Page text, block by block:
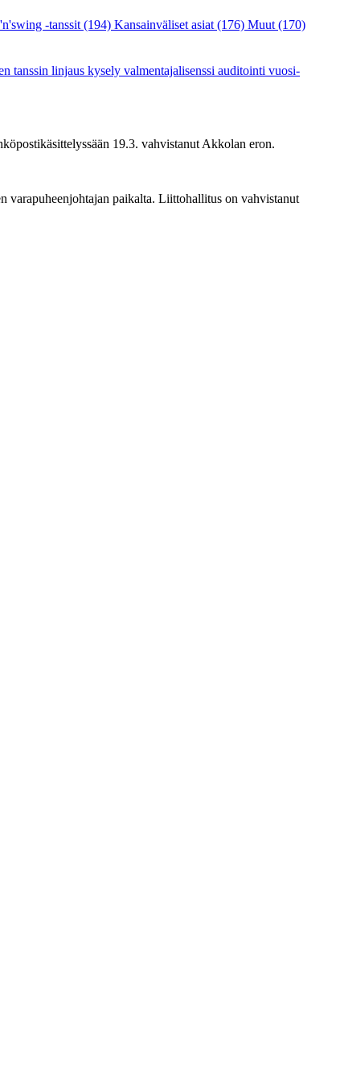
-tanssit (194) Kansainväliset asiat (176) Muut (170)
tanssin linjaus kysely valmentajalisenssi auditointi vuosi-
19.3. vahvistanut Akkolan eron.
paikalta. Liittohallitus on vahvistanut